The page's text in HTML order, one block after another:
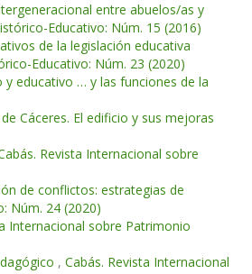
entre abuelos/as y
Educativo: Núm. 15 (2016)
de la legislación educativa
Educativo: Núm. 23 (2020)
educativo … y las funciones de la
Cáceres. El edificio y sus mejoras
Revista Internacional sobre
de conflictos: estrategias de
Núm. 24 (2020)
Internacional sobre Patrimonio
, Cabás. Revista Internacional